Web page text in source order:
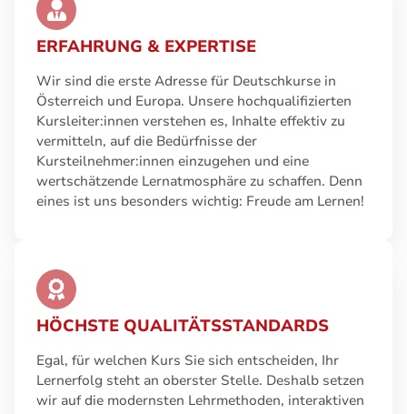
ERFAHRUNG & EXPERTISE
Wir sind die erste Adresse für Deutschkurse in
Österreich und Europa. Unsere hochqualifizierten
Kursleiter:innen verstehen es, Inhalte effektiv zu
vermitteln, auf die Bedürfnisse der
Kursteilnehmer:innen einzugehen und eine
wertschätzende Lernatmosphäre zu schaffen. Denn
eines ist uns besonders wichtig: Freude am Lernen!
HÖCHSTE QUALITÄTSSTANDARDS
Egal, für welchen Kurs Sie sich entscheiden, Ihr
Lernerfolg steht an oberster Stelle. Deshalb setzen
wir auf die modernsten Lehrmethoden, interaktiven